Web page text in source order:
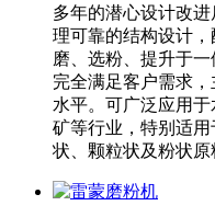
多年的潜心设计改
理可靠的结构设计
磨、选粉、提升于
完全满足客户需求
水平。可广泛应用
矿等行业，特别适
状、颗粒状及粉状原